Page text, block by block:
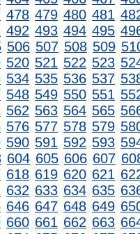
478 479 480 481
492 493 494 495
506 507 508 509
520 521 522 523
534 535 536 537
548 549 550 551
562 563 564 565
576 577 578 579
590 591 592 593
604 605 606 607
618 619 620 621
632 633 634 635
646 647 648 649
660 661 662 663